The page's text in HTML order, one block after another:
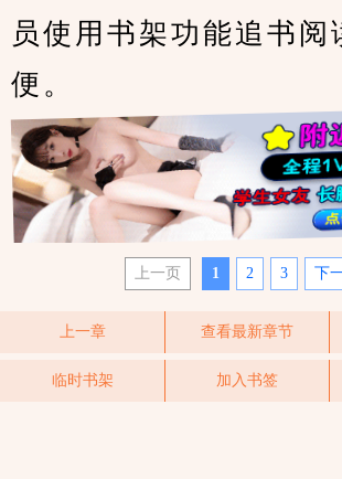
员使用书架功能追书阅
便。
上一页 1 2 3 下
上一章 查看最新章节
临时书架 加入书签